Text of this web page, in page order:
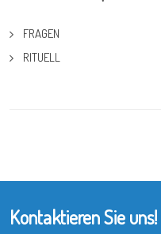
FRAGEN
RITUELL
Kontaktieren Sie uns!